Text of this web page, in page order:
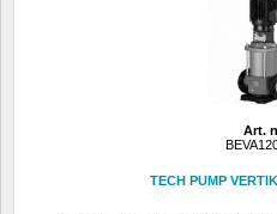
Art.
TECH PUMP